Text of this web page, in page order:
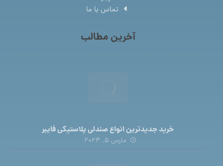
تماس با ما
آخرین مطالب
خرید جدیدترین انواع صندلی پلاستیکی فایبر
مارس 5, 2024